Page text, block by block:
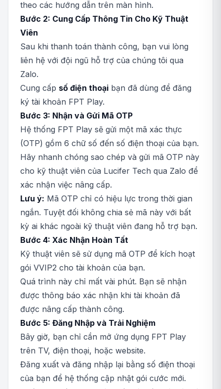
theo các hướng dẫn trên màn hình.
Bước 2: Cung Cấp Thông Tin Cho Kỹ Thuật
Viên
Sau khi thanh toán thành công, bạn vui lòng
liên hệ với đội ngũ hỗ trợ của chúng tôi qua
Zalo.
Cung cấp số điện thoại bạn đã dùng để đăng
ký tài khoản FPT Play.
Bước 3: Nhận và Gửi Mã OTP
Hệ thống FPT Play sẽ gửi một mã xác thực
(OTP) gồm 6 chữ số đến số điện thoại của bạn.
Hãy nhanh chóng sao chép và gửi mã OTP này
cho kỹ thuật viên của Lucifer Tech qua Zalo để
xác nhận việc nâng cấp.
Lưu ý: Mã OTP chỉ có hiệu lực trong thời gian
ngắn. Tuyệt đối không chia sẻ mã này với bất
kỳ ai khác ngoài kỹ thuật viên đang hỗ trợ bạn.
Bước 4: Xác Nhận Hoàn Tất
Kỹ thuật viên sẽ sử dụng mã OTP để kích hoạt
gói VVIP2 cho tài khoản của bạn.
Quá trình này chỉ mất vài phút. Bạn sẽ nhận
được thông báo xác nhận khi tài khoản đã
được nâng cấp thành công.
Bước 5: Đăng Nhập và Trải Nghiệm
Bây giờ, bạn chỉ cần mở ứng dụng FPT Play
trên TV, điện thoại, hoặc website.
Đăng xuất và đăng nhập lại bằng số điện thoại
của bạn để hệ thống cập nhật gói cước mới.